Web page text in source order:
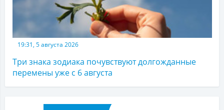
19:31, 5 августа 2026
Три знака зодиака почувствуют долгожданные
перемены уже с 6 августа